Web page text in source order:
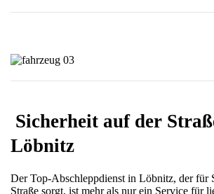
Sicherheit auf der
Löbnitz
Der Top-Abschleppdienst in Löbnitz, der für
Straße sorgt, ist mehr als nur ein Service für